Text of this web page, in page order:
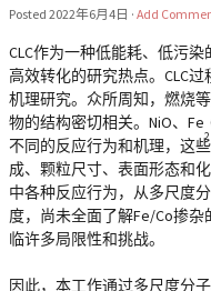
Posted 2022年6月4日 · Add
CLC作为一种低能耗、低污
高效转化的研究热点。CLC
机理研究。众所周知，燃烧
物的结构密切相关。NiO、Fe
2
不同的反应行为和机理，这
成、颗粒尺寸、表面形态和
中各种反应行为，从多尺度
度，尚未全面了解Fe/Co掺
临许多局限性和挑战。
因此，本工作通过多尺度分